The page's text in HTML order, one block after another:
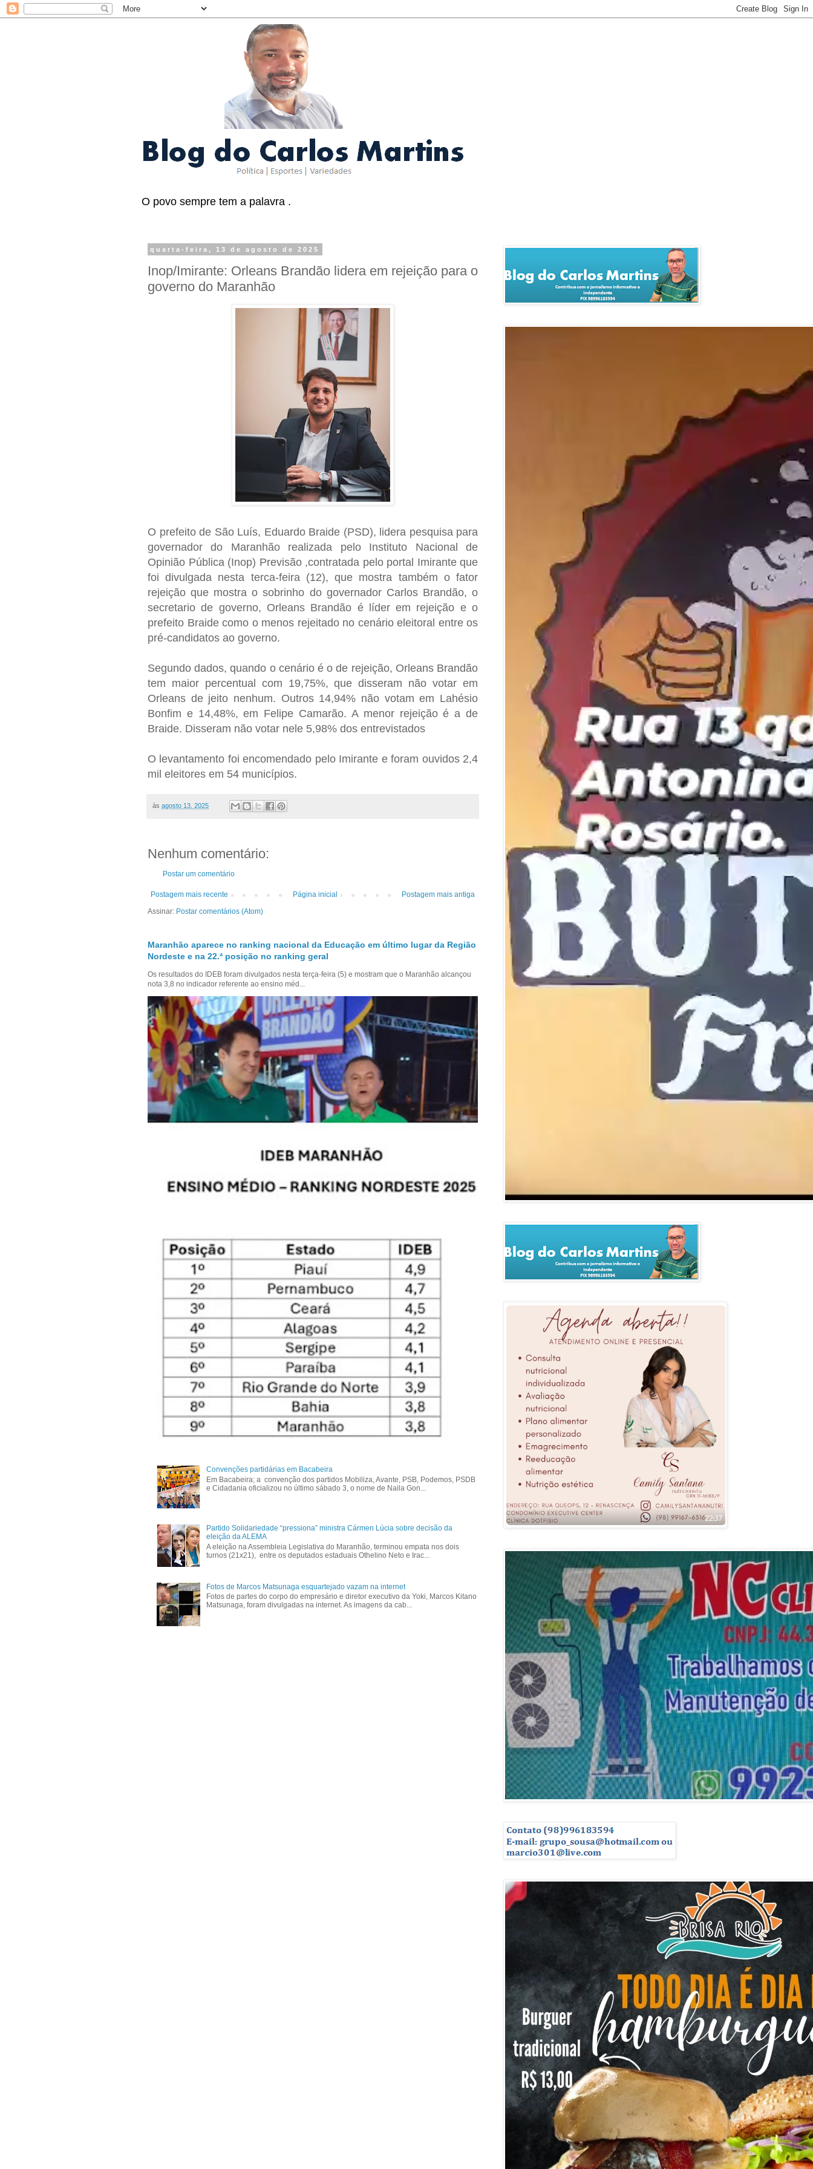
O povo sempre tem a palavra .
quarta-feira, 13 de agosto de 2025
Inop/Imirante: Orleans Brandão lidera em rejeição para o
governo do Maranhão
O prefeito de São Luís, Eduardo Braide (PSD), lidera pesquisa para
governador do Maranhão realizada pelo Instituto Nacional de
Opinião Pública (Inop) Previsão ,contratada pelo portal Imirante que
foi divulgada nesta terca-feira (12), que mostra também o fator
rejeição que mostra o sobrinho do governador Carlos Brandão, o
secretario de governo, Orleans Brandão é líder em rejeição e o
prefeito Braide como o menos rejeitado no cenário eleitoral entre os
pré-candidatos ao governo.
Segundo dados, quando o cenário é o de rejeição, Orleans Brandão
tem maior percentual com 19,75%, que disseram não votar em
Orleans de jeito nenhum. Outros 14,94% não votam em Lahésio
Bonfim e 14,48%, em Felipe Camarão. A menor rejeição é a de
Braide. Disseram não votar nele 5,98% dos entrevistados
O levantamento foi encomendado pelo Imirante e foram ouvidos 2,4
mil eleitores em 54 municípios.
às agosto 13, 2025
Nenhum comentário:
Postar um comentário
Postagem mais recente Postagem mais antiga
Página inicial
Assinar: Postar comentários (Atom)
Maranhão aparece no ranking nacional da Educação em último lugar da Região
Nordeste e na 22.ª posição no ranking geral
Os resultados do IDEB foram divulgados nesta terça-feira (5) e mostram que o Maranhão alcançou
nota 3,8 no indicador referente ao ensino méd...
Convenções partidárias em Bacabeira
Em Bacabeira; a convenção dos partidos Mobiliza, Avante, PSB, Podemos, PSDB
e Cidadania oficializou no último sábado 3, o nome de Naila Gon...
Partido Solidariedade “pressiona” ministra Cármen Lúcia sobre decisão da
eleição da ALEMA
A eleição na Assembleia Legislativa do Maranhão, terminou empata nos dois
turnos (21x21), entre os deputados estaduais Othelino Neto e Irac...
Fotos de Marcos Matsunaga esquartejado vazam na internet
Fotos de partes do corpo do empresário e diretor executivo da Yoki, Marcos Kitano
Matsunaga, foram divulgadas na internet. As imagens da cab...